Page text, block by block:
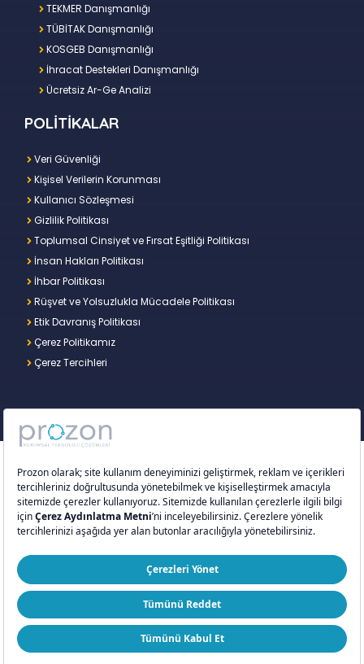
TEKMER Danışmanlığı
TÜBİTAK Danışmanlığı
KOSGEB Danışmanlığı
İhracat Destekleri Danışmanlığı
Ücretsiz Ar-Ge Analizi
POLİTİKALAR
Veri Güvenliği
Kişisel Verilerin Korunması
Kullanıcı Sözleşmesi
Gizlilik Politikası
Toplumsal Cinsiyet ve Fırsat Eşitliği Politikası
İnsan Hakları Politikası
İhbar Politikası
Rüşvet ve Yolsuzlukla Mücadele Politikası
Etik Davranış Politikası
Çerez Politikamız
Çerez Tercihleri
Copyright © 2026 – Prozon. Prozon markası ve
Prozon Kurumsal Teknoloji Çözümleri Anonim
Şirketi,Proventus Danışmanlık Limited Şirketi’nin
tescilli markası ve teknoloji şirketidir.
ISO 9001:2015 ISO/IEC 27001:2022 ISO 20000-1:2018